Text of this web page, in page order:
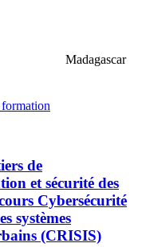
Madagascar
de
et sécurité des
Cybersécurité
systèmes
(CRISIS)